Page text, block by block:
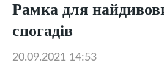
Рамка для
спогадів
20.09.2021 14:53